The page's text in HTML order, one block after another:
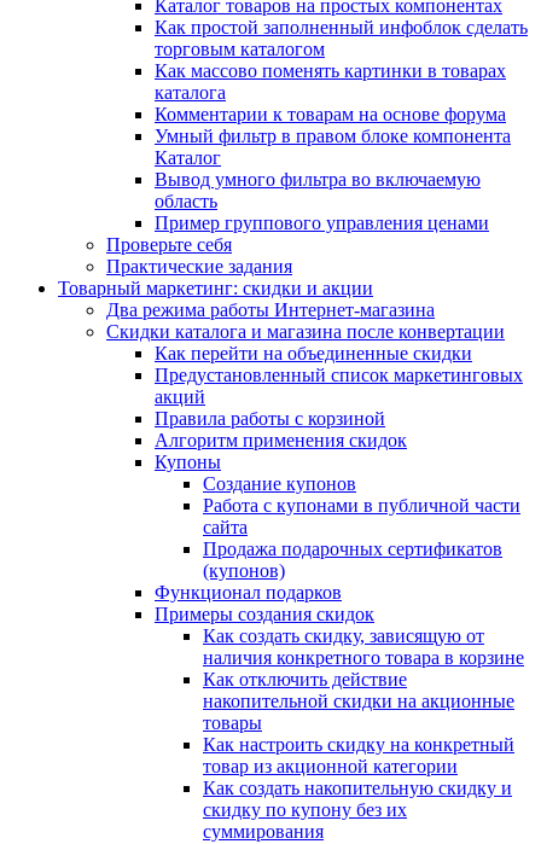
Каталог товаров на простых компонентах
Как простой заполненный инфоблок сделать
торговым каталогом
Как массово поменять картинки в товарах
каталога
Комментарии к товарам на основе форума
Умный фильтр в правом блоке компонента
Каталог
Вывод умного фильтра во включаемую
область
Пример группового управления ценами
Проверьте себя
Практические задания
Товарный маркетинг: скидки и акции
Два режима работы Интернет-магазина
Скидки каталога и магазина после конвертации
Как перейти на объединенные скидки
Предустановленный список маркетинговых
акций
Правила работы с корзиной
Алгоритм применения скидок
Купоны
Создание купонов
Работа с купонами в публичной части
сайта
Продажа подарочных сертификатов
(купонов)
Функционал подарков
Примеры создания скидок
Как создать скидку, зависящую от
наличия конкретного товара в корзине
Как отключить действие
накопительной скидки на акционные
товары
Как настроить скидку на конкретный
товар из акционной категории
Как создать накопительную скидку и
скидку по купону без их
суммирования